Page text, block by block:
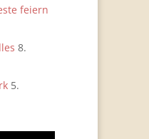
feiern
8.
5.